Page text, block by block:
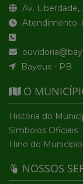
Av. Liberdade,
Atendimento:
Bayeux - PB
O
História do
Símbolos Oficiais
Hino do Município
NOSSOS